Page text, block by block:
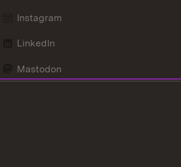
Instagram
LinkedIn
Mastodon